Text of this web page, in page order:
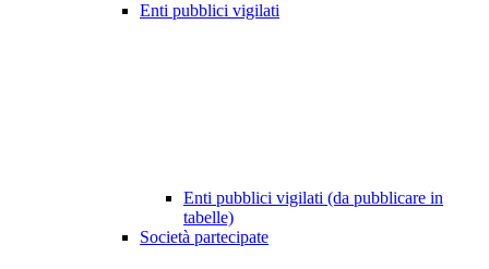
Enti pubblici vigilati
Enti pubblici vigilati (da pubblicare in
tabelle)
Società partecipate